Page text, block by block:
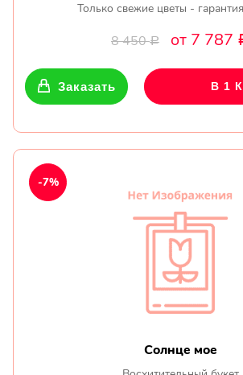
Только свежие цветы -
8 450Р от 7 787
Заказать В 1
Солнце мое
-7%